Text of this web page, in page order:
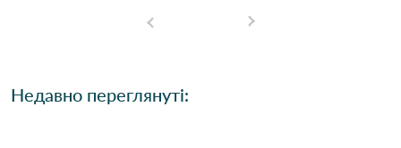
Недавно переглянуті: